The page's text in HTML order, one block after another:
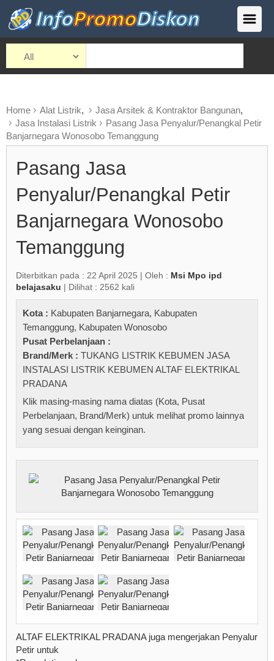
Home Alat Listrik, Jasa Arsitek & Kontraktor Bangunan,
Jasa Instalasi Listrik
Pasang Jasa Penyalur/Penangkal Petir
Banjarnegara Wonosobo Temanggung
Pasang Jasa
Penyalur/Penangkal Petir
Banjarnegara Wonosobo
Temanggung
Diterbitkan pada : 22 April 2025 | Oleh : Msi Mpo ipd
belajasaku | Dilihat : 2562 kali
Kota : Kabupaten Banjarnegara, Kabupaten
Temanggung, Kabupaten Wonosobo
Pusat Perbelanjaan :
Brand/Merk : TUKANG LISTRIK KEBUMEN JASA
INSTALASI LISTRIK KEBUMEN ALTAF ELEKTRIKAL
PRADANA
Klik masing-masing nama diatas (Kota, Pusat
Perbelanjaan, Brand/Merk) untuk melihat promo lainnya
yang sesuai dengan keinginan.
ALTAF ELEKTRIKAL PRADANA juga mengerjakan Penyalur
Petir untuk